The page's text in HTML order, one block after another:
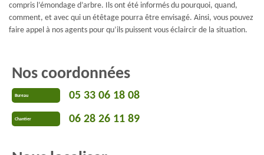
compris l’émondage d’arbre. Ils ont été informés du pourquoi, quand,
comment, et avec qui un étêtage pourra être envisagé. Ainsi, vous pouvez
faire appel à nos agents pour qu’ils puissent vous éclaircir de la situation.
Nos coordonnées
Bureau 05 33 06 18 08
Chantier 06 28 26 11 89